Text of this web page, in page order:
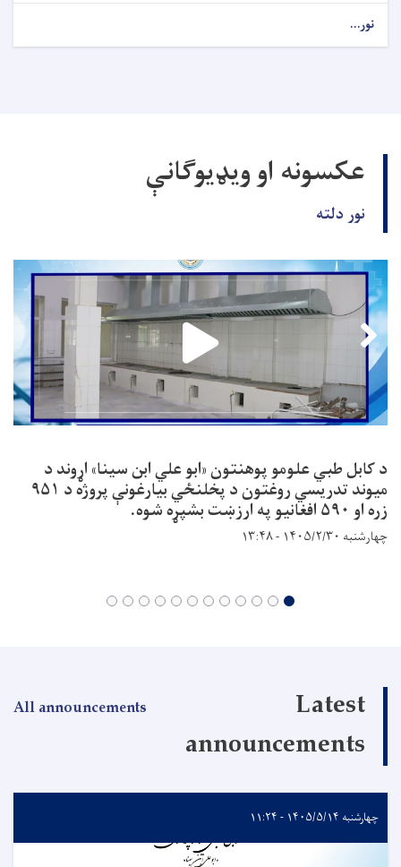
نور...
عکسونه او ویډیوګانې
نور دلته
د کابل طبي علومو پوهنتون «ابو علي ابن سينا» اړوند د
میوند تدریسي روغتون د پخلنځي بیارغونې پروژه د ۹۵۱
زره او ۵۹۰ افغانیو په ارزښت بشپړه شوه.
چهارشنبه ۱۴۰۵/۲/۳۰ - ۱۳:۴۸
Latest
announcements
All announcements
چهارشنبه ۱۴۰۵/۵/۱۴ - ۱۱:۲۴